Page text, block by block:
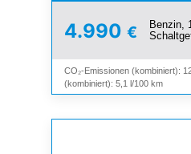
4.990 €
Benzin,
CO₂-Emissionen (kombiniert):
(kombiniert): 5,1 l/100 km